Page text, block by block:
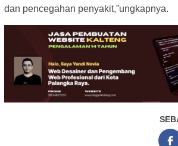
dan pencegahan penyakit,”ungkapnya.